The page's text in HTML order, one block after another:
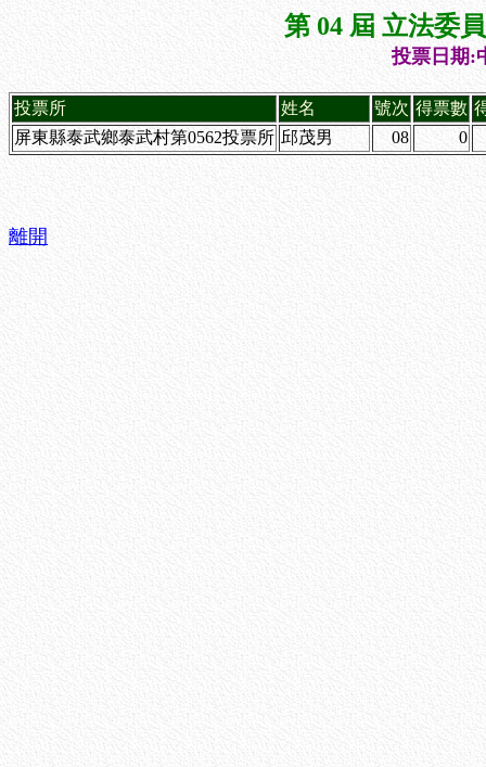
第 04 屆 立法委
投票日期:
投票所 姓名 號次 得票數
屏東縣泰武鄉泰武村第0562投票所 邱茂男 08 0
離開